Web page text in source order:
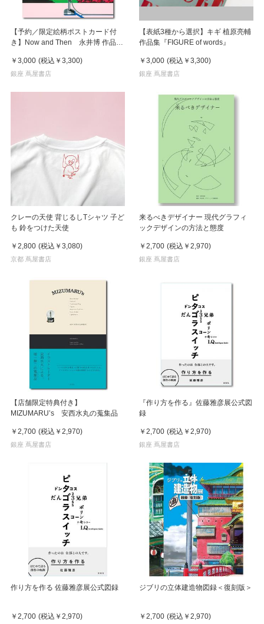
【予約／限定絵柄ポストカード付
き】Now and Then 永井博 作品
￥3,000 (税込 ￥3,300)
銀座 蔦屋書店
【表紙3種から選択】キギ 植原亮輔
作品集『FIGURE of words』
￥3,000 (税込 ￥3,300)
銀座 蔦屋書店
クレーの天使 背じるしTシャツ 子ど
も 鈴をつけた天使
￥2,800 (税込 ￥3,080)
京都 蔦屋書店
来るべきデザイナー 現代グラフィ
ックデザインの方法と態度
￥2,700 (税込 ￥2,970)
銀座 蔦屋書店
【店舗限定特典付き】
MIZUMARU’s 安西水丸の蒐集品
￥2,700 (税込 ￥2,970)
銀座 蔦屋書店
『作り方を作る』佐藤雅彦展公式図
録
￥2,700 (税込 ￥2,970)
銀座 蔦屋書店
作り方を作る 佐藤雅彦展公式図録
￥2,700 (税込 ￥2,970)
ジブリの立体建造物図録＜復刻版＞
￥2,700 (税込 ￥2,970)